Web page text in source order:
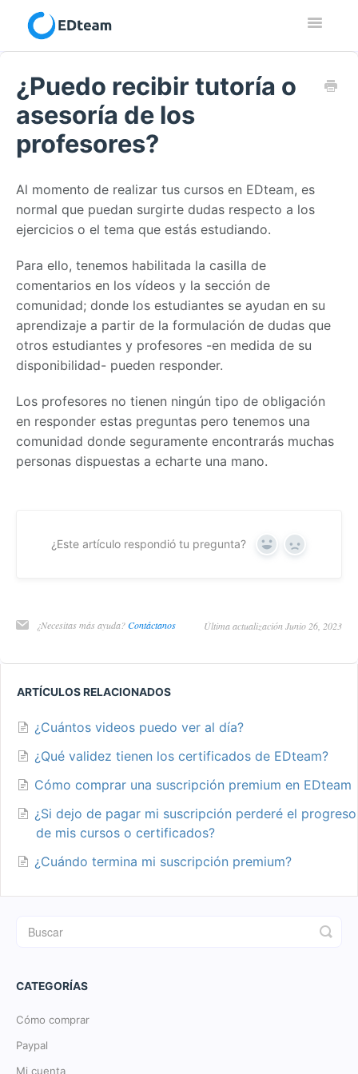
Toggle
Contacto
¿Puedo recibir tutoría o
asesoría de los
profesores?
Al momento de realizar tus cursos en EDteam, es
normal que puedan surgirte dudas respecto a los
ejercicios o el tema que estás estudiando.
Para ello, tenemos habilitada la casilla de
comentarios en los vídeos y la sección de
comunidad; donde los estudiantes se ayudan en su
aprendizaje a partir de la formulación de dudas que
otros estudiantes y profesores -en medida de su
disponibilidad- pueden responder.
Los profesores no tienen ningún tipo de obligación
en responder estas preguntas pero tenemos una
comunidad donde seguramente encontrarás muchas
personas dispuestas a echarte una mano.
¿Este artículo respondió tu pregunta? Yes No
¿Necesitas más ayuda?Contáctanos Última actualización Junio 26, 2023
ARTÍCULOS RELACIONADOS
¿Cuántos videos puedo ver al día?
¿Qué validez tienen los certificados de EDteam?
Cómo comprar una suscripción premium en EDteam
¿Si dejo de pagar mi suscripción perderé el progreso
de mis cursos o certificados?
¿Cuándo termina mi suscripción premium?
CATEGORÍAS
Cómo comprar
Paypal
Mi cuenta